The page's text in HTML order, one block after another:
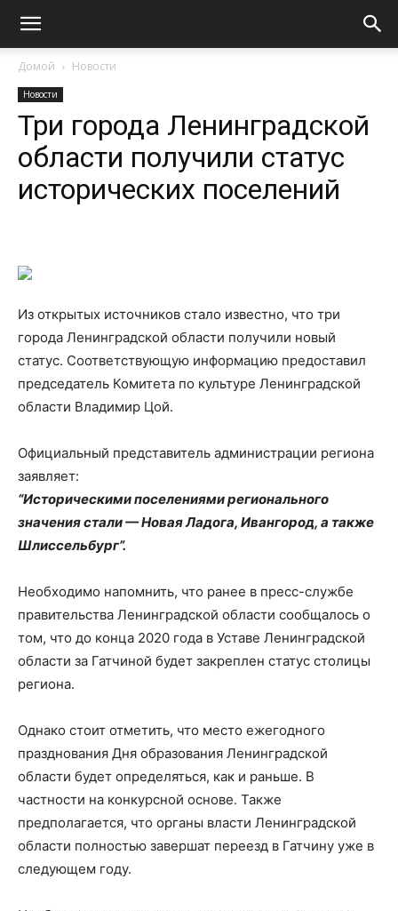
Домой Новости
Новости
Три города Ленинградской
области получили статус
исторических поселений
Из открытых источников стало известно, что три
города Ленинградской области получили новый
статус. Соответствующую информацию предоставил
председатель Комитета по культуре Ленинградской
области Владимир Цой.
Официальный представитель администрации региона
заявляет:
“Историческими поселениями регионального
значения стали — Новая Ладога, Ивангород, а также
Шлиссельбург”.
Необходимо напомнить, что ранее в пресс-службе
правительства Ленинградской области сообщалось о
том, что до конца 2020 года в Уставе Ленинградской
области за Гатчиной будет закреплен статус столицы
региона.
Однако стоит отметить, что место ежегодного
празднования Дня образования Ленинградской
области будет определяться, как и раньше. В
частности на конкурсной основе. Также
предполагается, что органы власти Ленинградской
области полностью завершат переезд в Гатчину уже в
следующем году.